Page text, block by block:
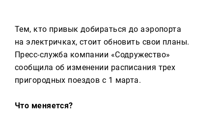
Реклама
Для связи
+7 (843) 570−50−00
Тем, кто привык добираться до аэропорта
на электричках, стоит обновить свои планы.
Пресс-служба компании «Содружество»
сообщила об изменении расписания трех
пригородных поездов с 1 марта.
Что меняется?